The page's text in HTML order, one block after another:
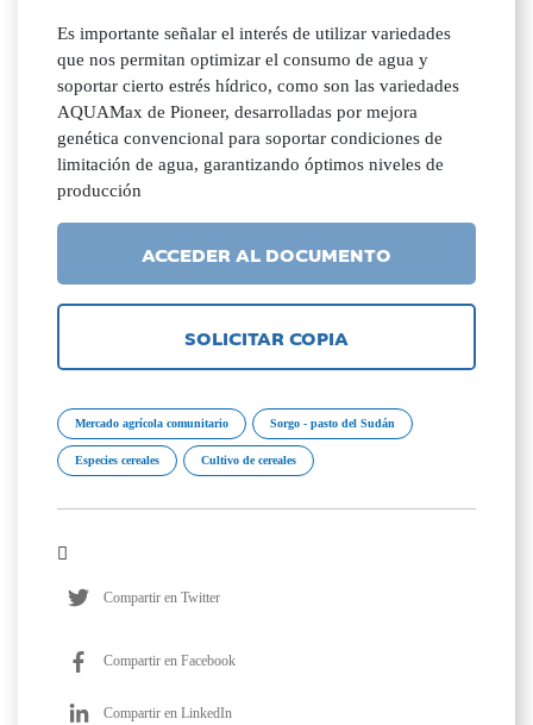
Es importante señalar el interés de utilizar variedades
que nos permitan optimizar el consumo de agua y
soportar cierto estrés hídrico, como son las variedades
AQUAMax de Pioneer, desarrolladas por mejora
genética convencional para soportar condiciones de
limitación de agua, garantizando óptimos niveles de
producción
ACCEDER AL DOCUMENTO
SOLICITAR COPIA
Mercado agrícola comunitario Sorgo - pasto del Sudán
Especies cereales Cultivo de cereales
Compartir en Twitter
Compartir en Facebook
Compartir en LinkedIn